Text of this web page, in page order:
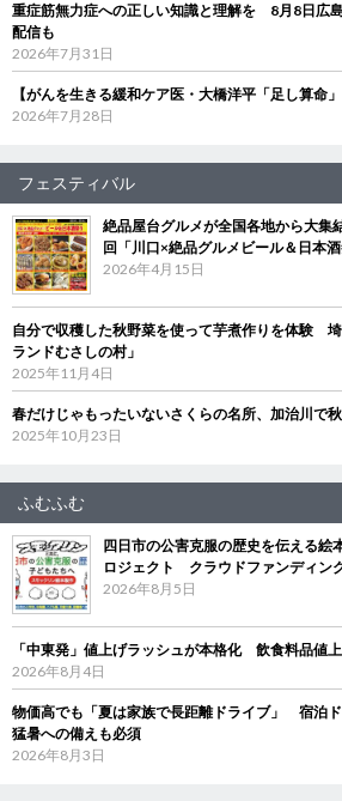
重症筋無力症への正しい知識と理解を 8月8日広
配信も
2026年7月31日
【がんを生きる緩和ケア医・大橋洋平「足し算命
2026年7月28日
フェスティバル
絶品屋台グルメが全国各地から大
回「川口×絶品グルメビール＆日本
2026年4月15日
自分で収穫した秋野菜を使って芋煮作りを体験
ランドむさしの村」
2025年11月4日
春だけじゃもったいないさくらの名所、加治川で
2025年10月23日
ふむふむ
四日市の公害克服の歴史を伝える絵
ロジェクト クラウドファンディン
2026年8月5日
「中東発」値上げラッシュが本格化 飲食料品値
2026年8月4日
物価高でも「夏は家族で長距離ドライブ」 宿泊
猛暑への備えも必須
2026年8月3日